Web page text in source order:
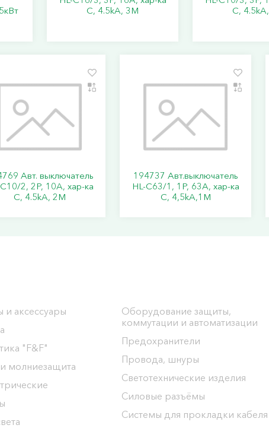
C, 4.5kA, 3M
C,
Авт. выключатель
2, 2P, 10A, хар-ка
C, 4.5kA, 2M
194737 Авт.выключатель
HL-C63/1, 1Р, 63А, хар-ка
С, 4,5kA,1M
и аксессуары
"F&F"
молниезащита
Оборудование защиты,
коммутации и автоматизации
Предохранители
Провода, шнуры
Светотехнические изделия
Силовые разъёмы
Системы для прокладки кабеля